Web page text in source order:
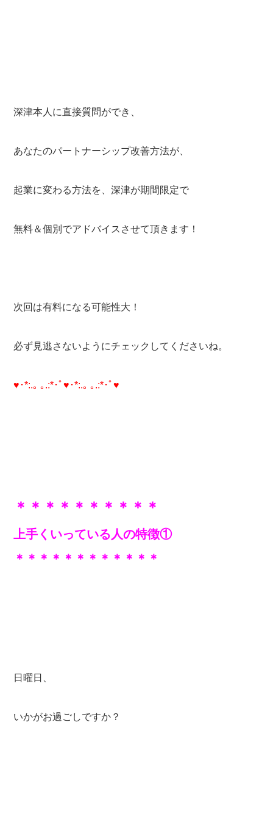
深津本人に直接質問ができ、
あなたのパートナーシップ改善方法が、
起業に変わる方法を、深津が期間限定で
無料＆個別でアドバイスさせて頂きます！
次回は有料になる可能性大！
必ず見逃さないようにチェックしてくださいね。
♥･*:.｡ ｡.:*･ﾟ♥･*:.｡ ｡.:*･ﾟ♥
＊＊＊＊＊＊＊＊＊＊
上手くいっている人の特徴①
＊＊＊＊＊＊＊＊＊＊＊＊
日曜日、
いかがお過ごしですか？